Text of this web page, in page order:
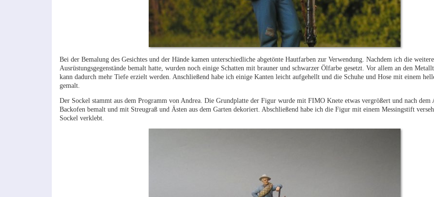
Bei der Bemalung des Gesichtes und der Hände kamen unterschiedliche abgetönte Hautfarben zur Verwendung. Nachdem ich die
Ausrüstungsgegenstände bemalt hatte, wurden noch einige Schatten mit brauner und schwarzer Ölfarbe gesetzt. Vor allem an den
kann dadurch mehr Tiefe erzielt werden. Anschließend habe ich einige Kanten leicht aufgehellt und die Schuhe und Hose mit einem
gemalt.
Der Sockel stammt aus dem Programm von Andrea. Die Grundplatte der Figur wurde mit FIMO Knete etwas vergrößert und nach dem
Backofen bemalt und mit Streugraß und Ästen aus dem Garten dekoriert. Abschließend habe ich die Figur mit einem Messingstift
Sockel verklebt.